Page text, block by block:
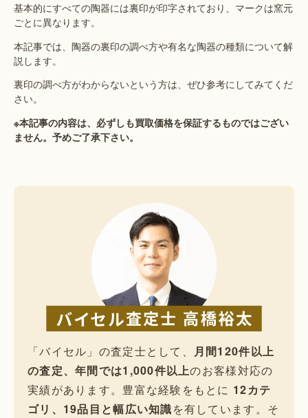
基本的にすべての陶器には裏印が印字されており、マークは窯元
ごとに異なります。
本記事では、陶器の裏印の調べ方や有名な陶器の種類について解
説します。
裏印の調べ方がわからないという方は、ぜひ参考にしてみてくだ
さい。
※本記事の内容は、必ずしも買取価格を保証するものではござい
ません。予めご了承下さい。
「バイセル」の査定士として、 月間120件以上
の査定、年間では1,000件以上のお客様対応の
実績があります。豊富な経験をもとに 12カテ
ゴリ、19品目と幅広い知識を有しています。そ